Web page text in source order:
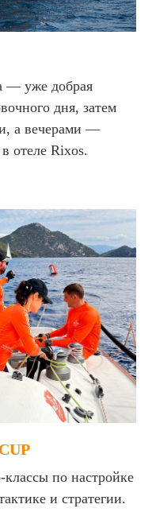
— уже добрая
дня, затем
а вечерами —
отеле Rixos.
по настройке
и стратегии.